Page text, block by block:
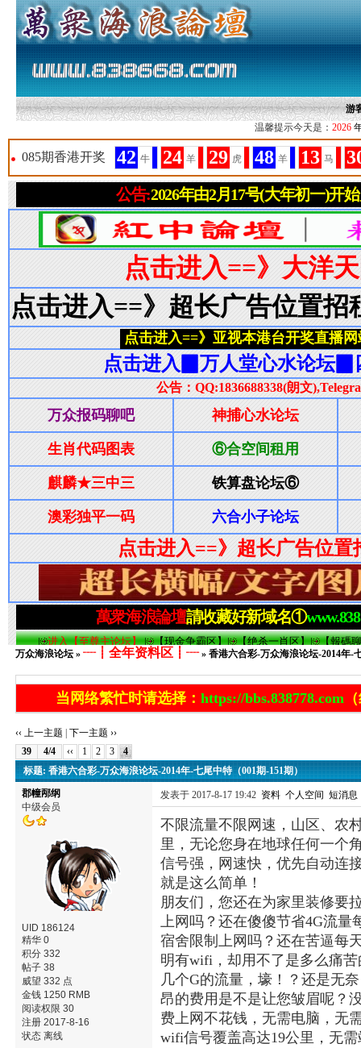
游
温馨提示今天是： 2026
万众海浪论坛 »┈┋全年资料区┋┈» 香港六合彩-万众海浪论坛-2014年-
当网络繁忙时请选择： https://bbs.838778.com
‹‹ 上一主题 |下一主题 ››
39
4/4 ‹‹ 1 2 3
4
标题: 香港六合彩-万众海浪论坛-2014年-七尾中特（001期-151期）
郡幢邴纲
中级会员
UID 186124
精华 0
积分 332
帖子 38
威望 332 点
金钱 1250 RMB
阅读权限 30
注册 2017-8-16
状态 离线
发表于 2017-8-17 19:42 资料 个人空间 短消息
不限流量不限网速，山区、农
里，无论您身在地球任何一个
信号强，网速快，优先自动连
就是这么简单！
朋友们，您还在为家里装修要
上网吗？还在傻傻节省4G流量
宿舍限制上网吗？还在苦逼每
明有wifi，却用不了是多么痛
几个G的流量，壕！？还是无
昂的费用是不是让您皱眉呢？
费上网不花钱，无需电脑，无
wifi信号覆盖高达19公里，无